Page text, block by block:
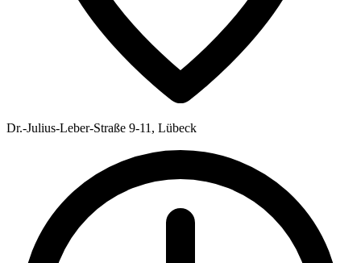
Dr.-Julius-Leber-Straße 9-11, Lübeck